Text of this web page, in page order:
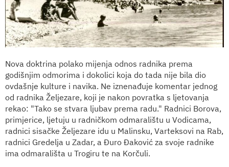
Nova doktrina polako mijenja odnos radnika prema
godišnjim odmorima i dokolici koja do tada nije bila dio
ovdašnje kulture i navika. Ne iznenađuje komentar jednog
od radnika Željezare, koji je nakon povratka s ljetovanja
rekao: "Tako se stvara ljubav prema radu." Radnici Borova,
primjerice, ljetuju u radničkom odmaralištu u Vodicama,
radnici sisačke Željezare idu u Malinsku, Varteksovi na Rab,
radnici Gredelja u Zadar, a Đuro Đaković za svoje radnike
ima odmarališta u Trogiru te na Korčuli.